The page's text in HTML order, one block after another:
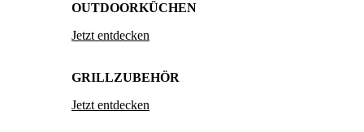
OUTDOORKÜCHEN
Jetzt entdecken
GRILLZUBEHÖR
Jetzt entdecken